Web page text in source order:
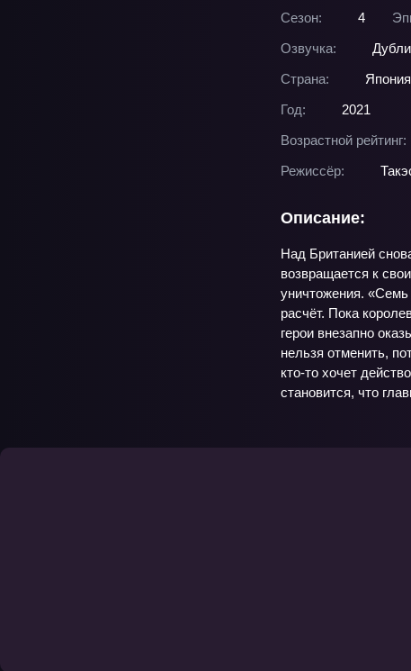
Сезон: 4
Озвучка:
Страна:
Япония
Год:
2021
Возрастной рейтинг:
Режиссёр:
Описание:
Над Британией
возвращается к
уничтожения. «Семь
расчёт. Пока
герои внезапно
нельзя отменить,
кто-то хочет
становится, что